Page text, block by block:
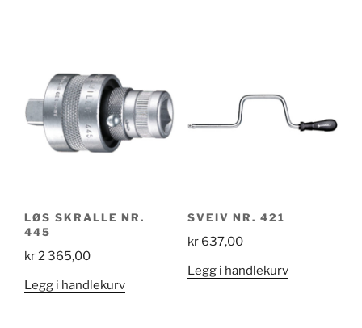
LØS SKRALLE NR.
445
kr2 365,00
Legg i handlekurv
SVEIV NR. 421
kr637,00
Legg i handlekurv